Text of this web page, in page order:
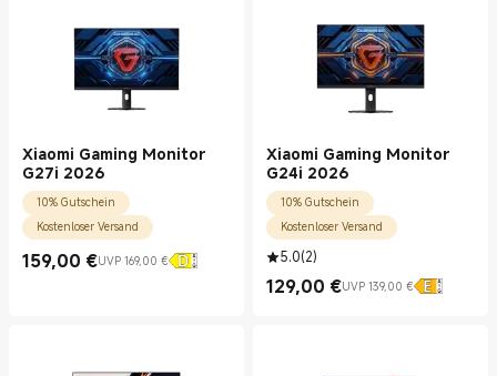
Xiaomi Gaming Monitor
G27i 2026
10% Gutschein
Kostenloser Versand
159,00 €
Current Price €159.00
UVP 169,00 €
UVP 169,00 €
Xiaomi Gaming Monitor
G24i 2026
10% Gutschein
Kostenloser Versand
5.0(2)
129,00 €
Current Price €129.00
UVP 139,00 €
UVP 139,00 €